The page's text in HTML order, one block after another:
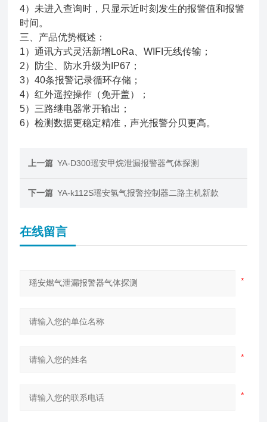
4）未进入查询时，只显示近时刻发生的报警值和报警
时间。
三、产品优势概述：
1）通讯方式灵活新增LoRa、WIFI无线传输；
2）防尘、防水升级为IP67；
3）40条报警记录循环存储；
4）红外遥控操作（免开盖）；
5）三路继电器常开输出；
6）检测数据更稳定精准，声光报警分贝更高。
上一篇 YA-D300瑶安甲烷泄漏报警器气体探测
下一篇 YA-k112S瑶安氢气报警控制器二路主机新款
在线留言